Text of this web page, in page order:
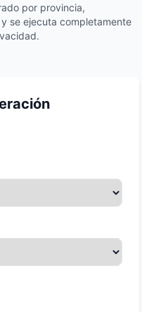
por provincia,
se ejecuta completamente